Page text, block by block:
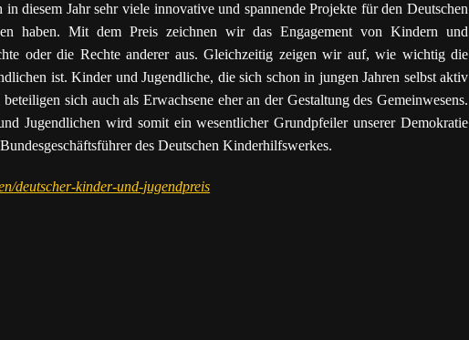
in diesem Jahr sehr viele innovative und spannende Projekte für den Deutschen
haben. Mit dem Preis zeichnen wir das Engagement von Kindern und
oder die Rechte anderer aus. Gleichzeitig zeigen wir auf, wie wichtig die
ist. Kinder und Jugendliche, die sich schon in jungen Jahren selbst aktiv
sich auch als Erwachsene eher an der Gestaltung des Gemeinwesens.
Jugendlichen wird somit ein wesentlicher Grundpfeiler unserer Demokratie
des Deutschen Kinderhilfswerkes.
deutscher-kinder-und-jugendpreis